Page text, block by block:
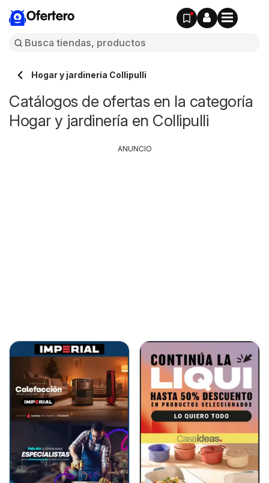
Ofertero
Hogar y jardinería Collipulli
Catálogos de ofertas en la categoría
Hogar y jardinería en Collipulli
ANUNCIO